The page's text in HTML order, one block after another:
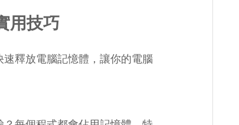
用技巧
釋放電腦記憶體，讓你的電腦